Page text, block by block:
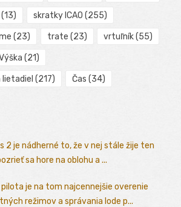
(13) skratky ICAO (255)
(23) trate (23) vrtuľník(55)
(21)
(217) Čas (34)
2 je nádherné to, že v nej stále žije ten
sa hore na oblohu a ...
je na tom najcennejšie overenie
režimov a správania lode p...